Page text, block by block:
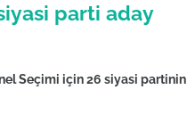
parti aday
Seçimi için 26 siyasi partinin